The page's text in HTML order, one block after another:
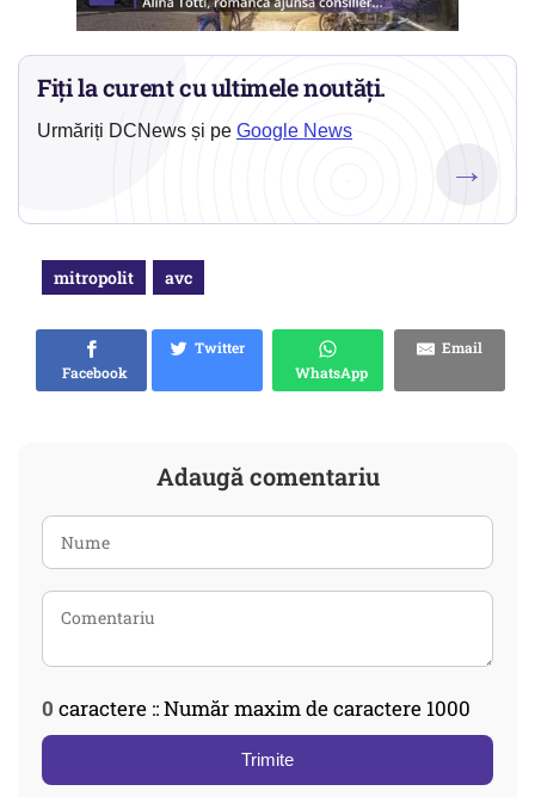
Fiți la curent cu ultimele noutăți.
Urmăriți DCNews și pe Google News
→
mitropolit avc
Facebook
Twitter
WhatsApp
Email
Adaugă comentariu
0 caractere :: Număr maxim de caractere 1000
Trimite